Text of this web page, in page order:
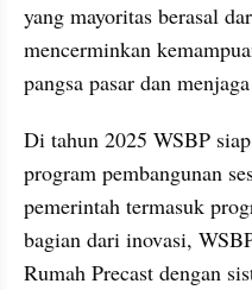
yang mayoritas berasal
mencerminkan
pangsa pasar dan
Di tahun 2025 WSBP
program pembangunan
pemerintah termasuk
bagian dari inovasi,
Rumah Precast dengan